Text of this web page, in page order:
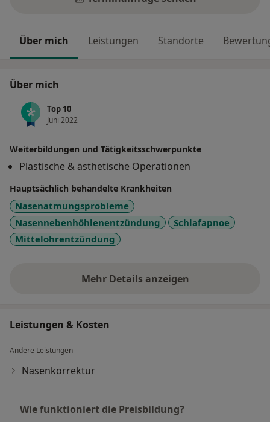
Über mich Leistungen Standorte
Über mich
Top 10
Juni 2022
Weiterbildungen und Tätigkeitsschwerpunkte
Plastische & ästhetische Operationen
Hauptsächlich behandelte Krankheiten
Nasenatmungsprobleme
Nasennebenhöhlenentzündung
Schlafapnoe
Mittelohrentzündung
Mehr Details anzeigen
über Erfahrungen
Leistungen & Kosten
Andere Leistungen
Nasenkorrektur
Wie funktioniert die Preisbildung?